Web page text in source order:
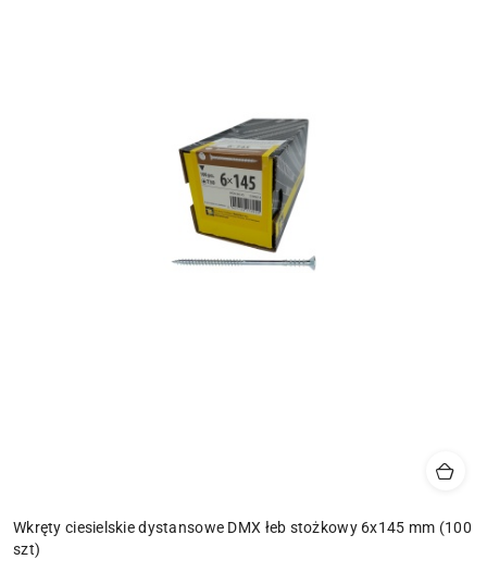
Wkręty ciesielskie dystansowe DMX łeb stożkowy 6x145 mm (100
szt)